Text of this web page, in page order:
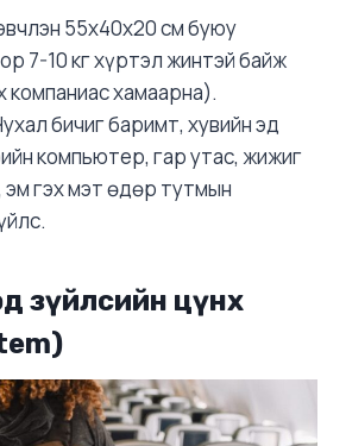
55x40x20 см буюу
7-10 кг хүртэл жинтэй байж
компаниас хамаарна).
бичиг баримт, хувийн эд
компьютер, гар утас, жижиг
эм гэх мэт өдөр тутмын
зүйлсийн цүнх